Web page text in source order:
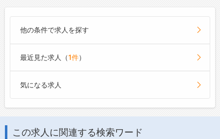
他の条件で求人を探す
最近見た求人（1件）
気になる求人
この求人に関連する検索ワード